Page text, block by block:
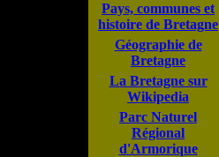
Pays, communes et
histoire de Bretagne
Géographie de
Bretagne
La Bretagne sur
Wikipedia
Parc Naturel
Régional
d'Armorique